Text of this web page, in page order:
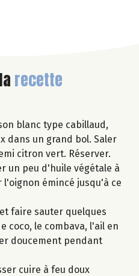
recette
blanc type cabillaud,
dans un grand bol. Saler
citron vert. Réserver.
un peu d'huile végétale à
l'oignon émincé jusqu'à ce
faire sauter quelques
coco, le combava, l'ail en
doucement pendant
cuire à feu doux